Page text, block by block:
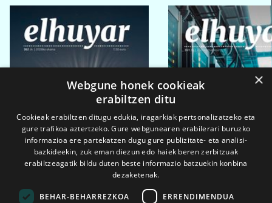
×
Webgune honek cookieak
erabiltzen ditu
Cookieak erabiltzen ditugu edukia, iragarkiak pertsonalizatzeko eta
gure trafikoa aztertzeko. Gure webgunearen erabilerari buruzko
informazioa ere partekatzen dugu gure publizitate- eta analisi-
bazkideekin, zuk eman diezun edo haiek beren zerbitzuak
erabiltzeagatik bildu duten beste informazio batzuekin konbina
dezaketenak.
BEHAR-BEHARREZKOA ERRENDIMENDUA